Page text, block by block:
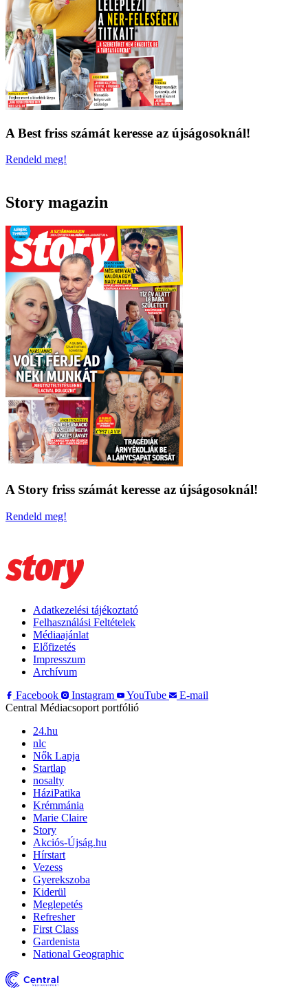
A Best friss számát keresse az újságosoknál!
Rendeld meg!
Story magazin
A Story friss számát keresse az újságosoknál!
Rendeld meg!
Adatkezelési tájékoztató
Felhasználási Feltételek
Médiaajánlat
Előfizetés
Impresszum
Archívum
Facebook
Instagram YouTube
E-mail
Central Médiacsoport portfólió
24.hu
nlc
Nők Lapja
Startlap
nosalty
HáziPatika
Krémmánia
Marie Claire
Story
Akciós-Újság.hu
Hírstart
Vezess
Gyerekszoba
Kiderül
Meglepetés
Refresher
First Class
Gardenista
National Geographic